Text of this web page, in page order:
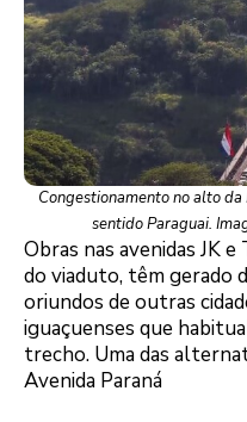
Congestionamento no alto
sentido Paraguai.
Obras nas avenidas JK
do viaduto, têm gerado
oriundos de outras
iguaçuenses que
trecho. Uma das
Avenida Paraná